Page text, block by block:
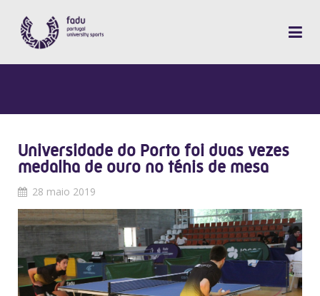
Universidade do Porto foi duas vezes
medalha de ouro no ténis de mesa
28 maio 2019